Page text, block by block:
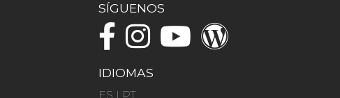
SÍGUENOS
IDIOMAS
ES | PT